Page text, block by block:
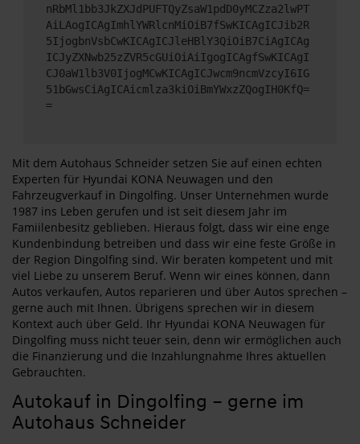
nRbMl1bb3JkZXJdPUFTQyZsaW1pdD0yMCZza2lwPT
AiLAogICAgImhlYWRlcnMiOiB7fSwKICAgICJib2R
5IjogbnVsbCwKICAgICJleHBlY3QiOiB7CiAgICAg
ICJyZXNwb25zZVR5cGUiOiAiIgogICAgfSwKICAgI
CJ0aW1lb3V0IjogMCwKICAgICJwcm9ncmVzcyI6IG
51bGwsCiAgICAicmlza3kiOiBmYWxzZQogIH0KfQ=
=
Mit dem Autohaus Schneider setzen Sie auf einen echten
Experten für Hyundai KONA Neuwagen und den
Fahrzeugverkauf in Dingolfing. Unser Unternehmen wurde
1987 ins Leben gerufen und ist seit diesem Jahr im
Famiilenbesitz geblieben. Hieraus folgt, dass wir eine enge
Kundenbindung betreiben und dass wir eine feste Größe in
der Region Dingolfing sind. Wir beraten kompetent und mit
viel Liebe zu unserem Beruf. Wenn wir eines können, dann
Autos verkaufen, Autos reparieren und über Autos sprechen –
gerne auch mit Ihnen. Übrigens sprechen wir in diesem
Kontext auch über Geld. Ihr Hyundai KONA Neuwagen für
Dingolfing muss nicht teuer sein, denn wir ermöglichen auch
die Finanzierung und die Inzahlungnahme Ihres aktuellen
Gebrauchten.
Autokauf in Dingolfing – gerne im
Autohaus Schneider